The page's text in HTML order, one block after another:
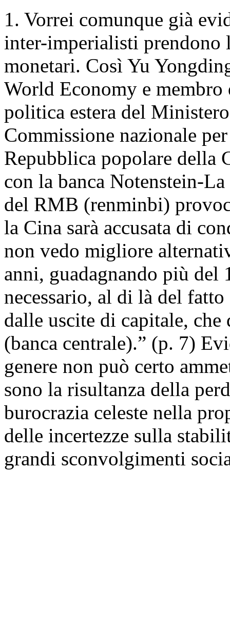
1. Vorrei comunque già
inter-imperialisti prendono
monetari. Così Yu
World Economy e
politica estera del
Commissione nazionale
Repubblica popolare della
con la banca Notenstein-
del RMB (renminbi)
la Cina sarà accusata di
non vedo migliore
anni, guadagnando più
necessario, al di là del
dalle uscite di capitale,
(banca centrale).” (p. 7)
genere non può certo
sono la risultanza della
burocrazia celeste nella
delle incertezze sulla
grandi sconvolgimenti